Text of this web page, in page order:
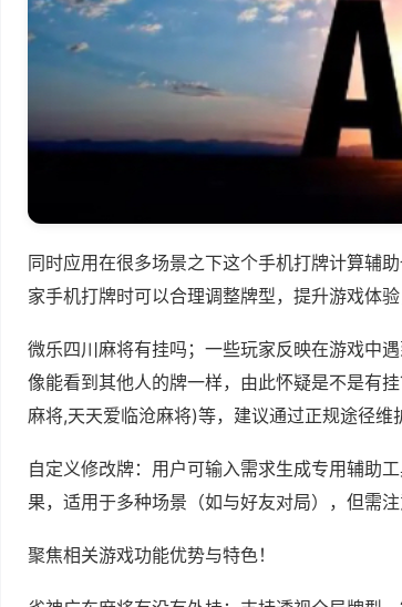
同时应用在很多场景之下这个手机打牌计算辅
家手机打牌时可以合理调整牌型，提升游戏体
微乐四川麻将有挂吗；一些玩家反映在游戏中
像能看到其他人的牌一样，由此怀疑是不是有
麻将,天天爱临沧麻将)等，建议通过正规途径维
自定义修改牌：用户可输入需求生成专用辅助
果，适用于多种场景（如与好友对局），但需
聚焦相关游戏功能优势与特色！